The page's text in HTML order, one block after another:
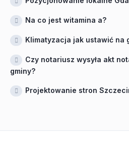
Na co jest witamina a?
Klimatyzacja jak ustawić na
Czy notariusz wysyła akt
gminy?
Projektowanie stron